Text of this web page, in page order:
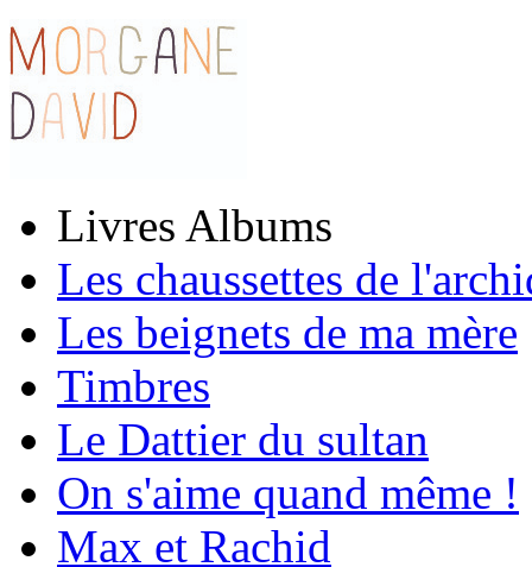
Livres Albums
Les chaussettes de
Les beignets de ma mère
Timbres
Le Dattier du sultan
On s'aime quand même !
Max et Rachid